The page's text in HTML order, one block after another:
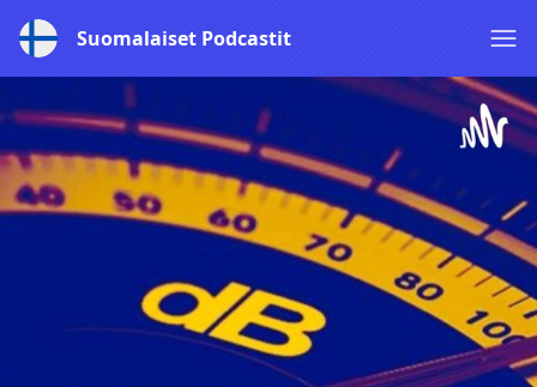
Suomalaiset Podcastit